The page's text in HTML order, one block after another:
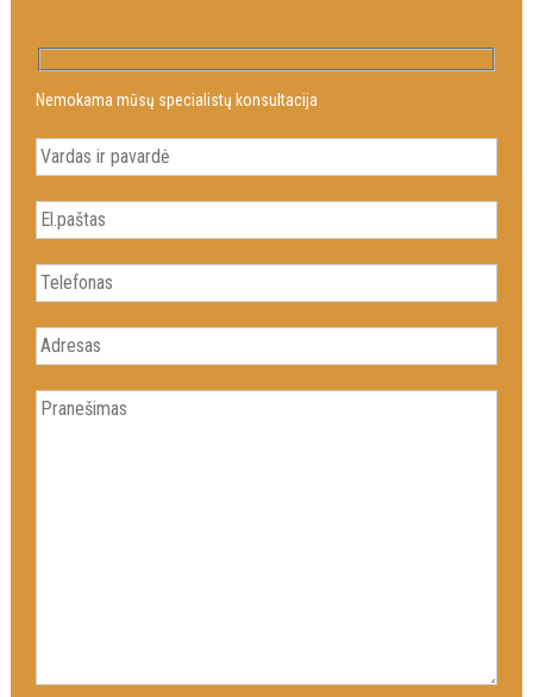
Nemokama mūsų specialistų konsultacija